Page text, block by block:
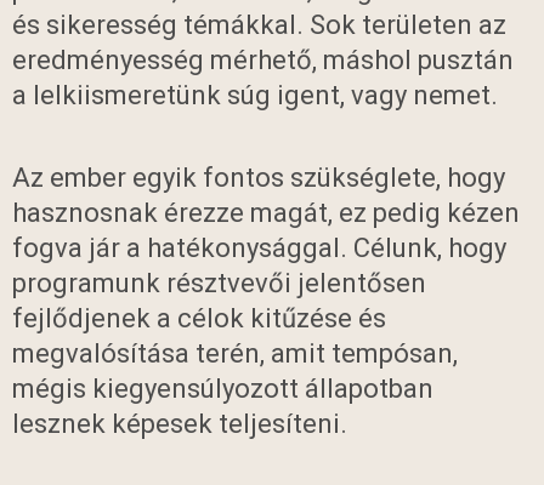
és sikeresség témákkal. Sok területen az
eredményesség mérhető, máshol pusztán
a lelkiismeretünk súg igent, vagy nemet.
Az ember egyik fontos szükséglete, hogy
hasznosnak érezze magát, ez pedig kézen
fogva jár a hatékonysággal. Célunk, hogy
programunk résztvevői jelentősen
fejlődjenek a célok kitűzése és
megvalósítása terén, amit tempósan,
mégis kiegyensúlyozott állapotban
lesznek képesek teljesíteni.